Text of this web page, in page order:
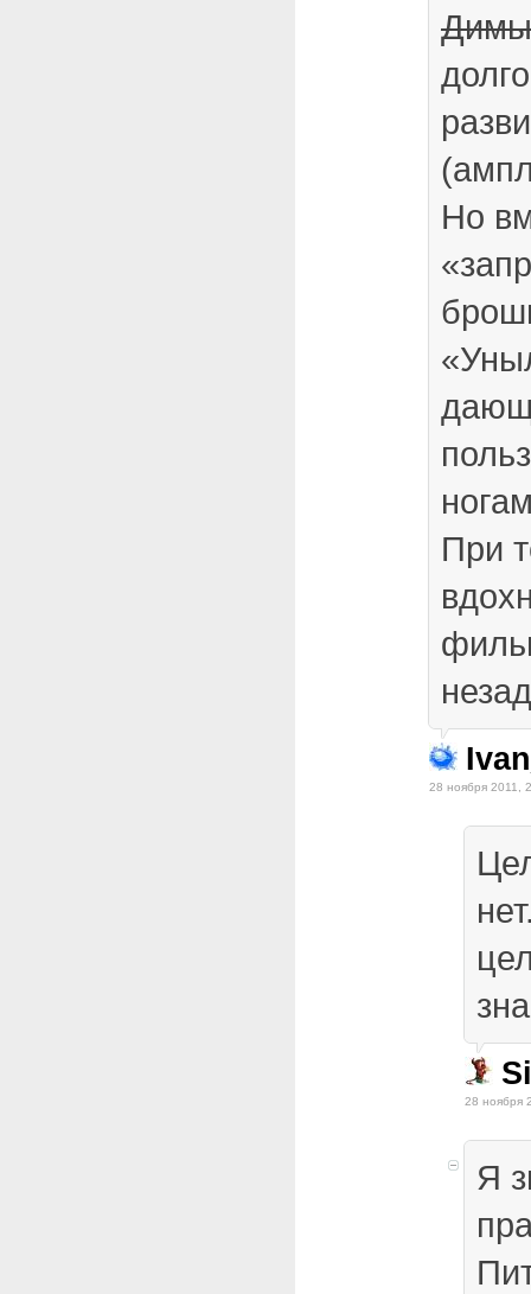
Димы
Но
При
28 ноября 2011,
28 ноября
Я